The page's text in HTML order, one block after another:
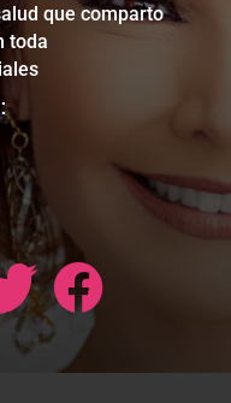
que comparto
toda